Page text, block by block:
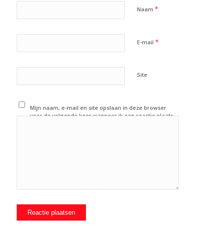
Naam *
E-mail *
Site
Mijn naam, e-mail en site opslaan in deze browser
voor de volgende keer wanneer ik een reactie plaats.